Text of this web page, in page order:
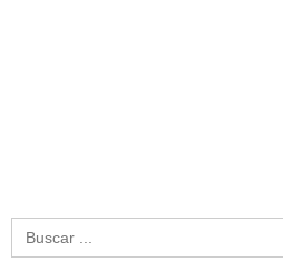
Buscar: